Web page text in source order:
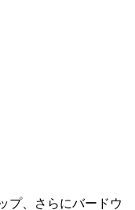
プ、さらにバードウ